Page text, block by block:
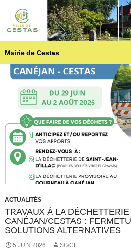
Mairie de Cestas
CONTENU
ACTUALITÉS
TRAVAUX À LA
CANÉJAN/CESTAS :
SOLUTIONS ALTERNATIVES
5 JUIN 2026 SG/CF